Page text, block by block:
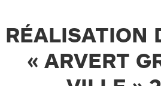
RÉALISATION
« ARVERT